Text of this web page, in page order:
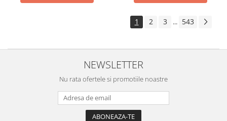
1 2 3 ... 543
NEWSLETTER
Nu rata ofertele si promotiile noastre